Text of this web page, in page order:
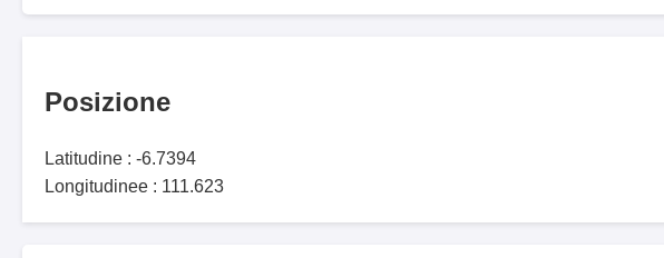
Posizione
Latitudine : -6.7394
Longitudinee : 111.623